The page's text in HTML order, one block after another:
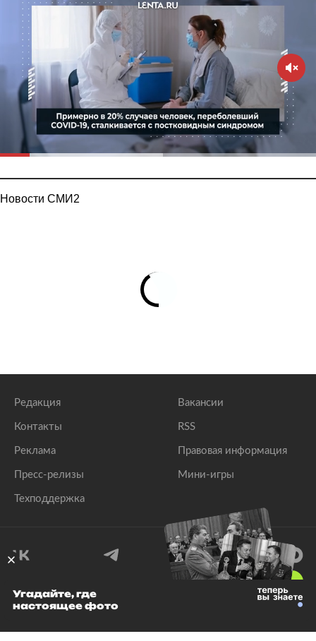
Новости СМИ2
Редакция
Контакты
Реклама
Пресс-релизы
Техподдержка
Вакансии
RSS
Правовая информация
Мини-игры
© 1999–2026 Все права защищены.
Угадайте, где
настоящее фото